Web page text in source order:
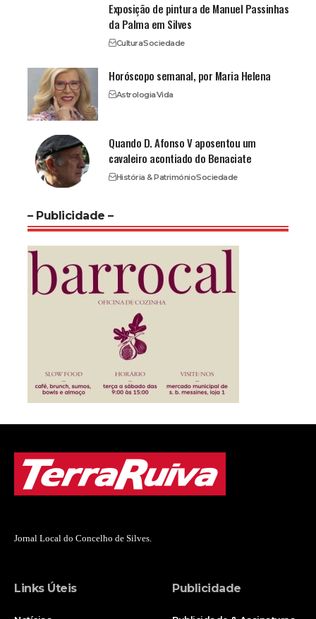
Exposição de pintura de Manuel Passinhas
da Palma em Silves
CulturaSociedade
Horóscopo semanal, por Maria Helena
AstrologiaVida
Quando D. Afonso V aposentou um
cavaleiro acontiado do Benaciate
História & PatrimónioSociedade
– Publicidade –
Jornal Local do Concelho de Silves.
Links Úteis Publicidade